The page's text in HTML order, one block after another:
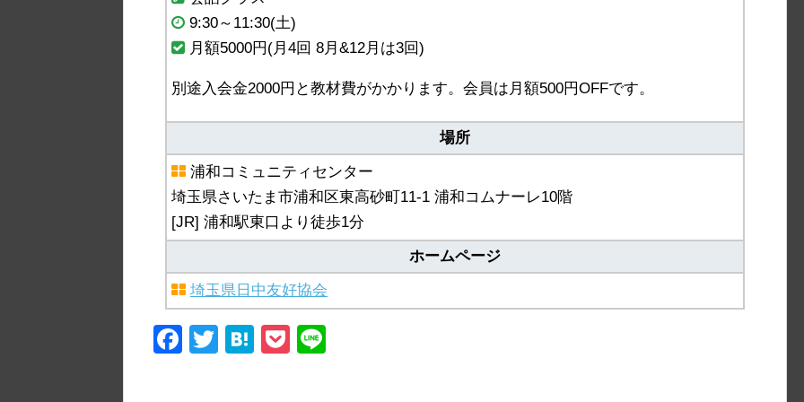
9:30～11:30(土)
月額5000円(月4回 8月&12月は3回)
別途入会金2000円と教材費がかかります。会員は月額500円OFFです。
場所
浦和コミュニティセンター
埼玉県さいたま市浦和区東高砂町11-1 浦和コムナーレ10階
[JR] 浦和駅東口より徒歩1分
ホームページ
埼玉県日中友好協会
F
T
H
P